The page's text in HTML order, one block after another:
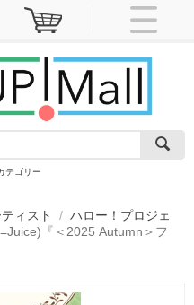
テゴリー
ィスト / ハロー！プロジェ
『＜2025 Autumn＞フ